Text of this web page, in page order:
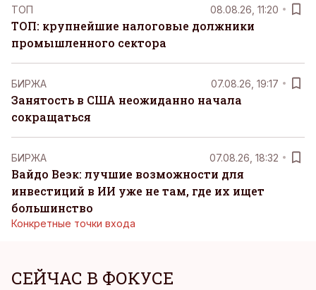
ТОП 08.08.26, 11:20
ТОП: крупнейшие налоговые должники
промышленного сектора
БИРЖА 07.08.26, 19:17
Занятость в США неожиданно начала
сокращаться
БИРЖА 07.08.26, 18:32
Вайдо Веэк: лучшие возможности для
инвестиций в ИИ уже не там, где их ищет
большинство
Конкретные точки входа
СЕЙЧАС В ФОКУСЕ